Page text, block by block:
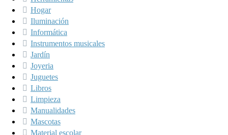
Hogar
Iluminación
Informática
Instrumentos musicales
Jardín
Joyeria
Juguetes
Libros
Limpieza
Manualidades
Mascotas
Material escolar